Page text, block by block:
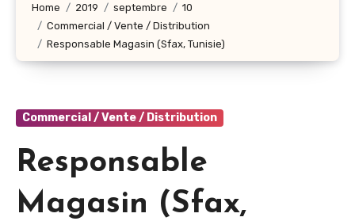
Home 2019 septembre
10
Commercial / Vente / Distribution
Responsable Magasin (Sfax, Tunisie)
Commercial / Vente / Distribution
Responsable
Magasin (Sfax,